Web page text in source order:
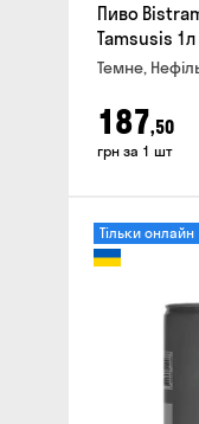
Пиво
Tamsusis 1л
Темне,
187,50
грн за 1 шт
Тільки онлайн